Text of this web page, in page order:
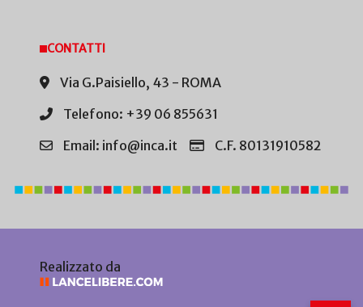
CONTATTI
Via G.Paisiello, 43 - ROMA
Telefono: +39 06 855631
Email: info@inca.it
C.F. 80131910582
Realizzato da